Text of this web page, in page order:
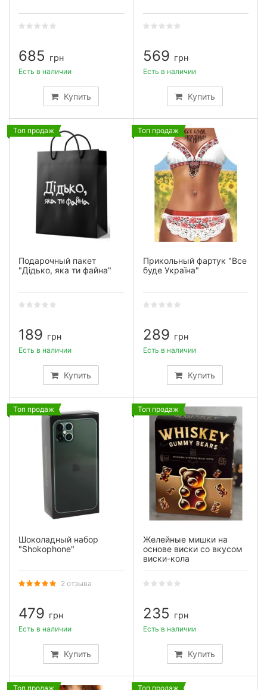
685 грн
Купить
Есть в наличии
569 грн
Купить
Есть в наличии
Топ продаж
Подарочный пакет
"Дідько, яка ти файна"
189 грн
Купить
Есть в наличии
Топ продаж
Прикольный фартук "Все
буде Україна"
289 грн
Купить
Есть в наличии
Топ продаж
Шоколадный набор
"Shokophone"
2 отзыва
479 грн
Купить
Есть в наличии
Топ продаж
Желейные мишки на
основе виски со вкусом
виски-кола
235 грн
Купить
Есть в наличии
Топ продаж Топ продаж